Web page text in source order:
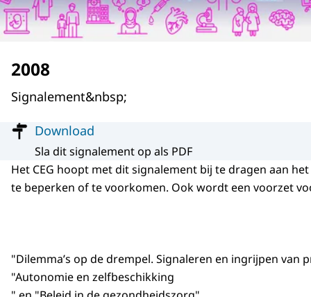
2008
Signalement&nbsp;
MenuDownload
Sla dit signalement op als PDF
Het CEG hoopt met dit signalement bij te dragen aan
te beperken of te voorkomen. Ook wordt een voorzet
"Dilemma’s op de drempel. Signaleren en ingrijpen
"Autonomie en zelfbeschikking